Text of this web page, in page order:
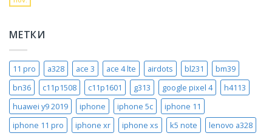
МЕТКИ
11 pro a328 ace 3 ace 4 lte airdots bl231
bm39
bn36
c11p1508 c11p1601 g313 google pixel 4
h4113
huawei y9 2019
iphone iphone 5c
iphone 11
iphone 11 pro
iphone xr iphone xs k5 note lenovo a328